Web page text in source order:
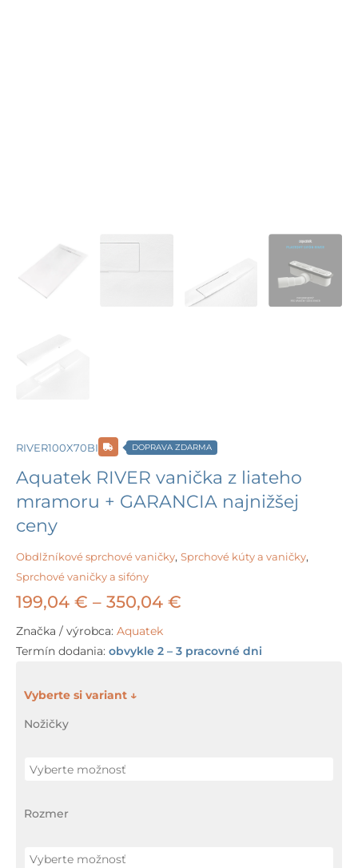
RIVER100X70BI DOPRAVA ZDARMA
Aquatek RIVER vanička z liateho
mramoru + GARANCIA najnižšej
ceny
Obdlžníkové sprchové vaničky, Sprchové kúty a vaničky,
Sprchové vaničky a sifóny
199,04 € – 350,04 €
199,04 €
Značka / výrobca: Aquatek
Termín dodania: obvykle 2 – 3 pracovné dni
Nožičky
Rozmer
množstvo
mramoru
GARANCIA